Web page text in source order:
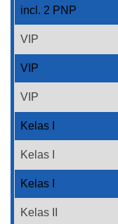
incl. 2 PNP
VIP
VIP
VIP
Kelas I
Kelas I
Kelas I
Kelas II